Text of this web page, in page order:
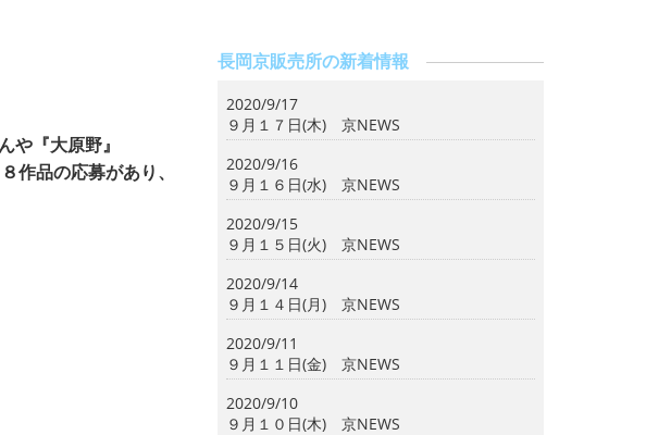
や『大原野』
品の応募があり、
長岡京販売所の新着情報
2020/9/17
９月１７日(木) 京NEWS
2020/9/16
９月１６日(水) 京NEWS
2020/9/15
９月１５日(火) 京NEWS
2020/9/14
９月１４日(月) 京NEWS
2020/9/11
９月１１日(金) 京NEWS
2020/9/10
９月１０日(木) 京NEWS